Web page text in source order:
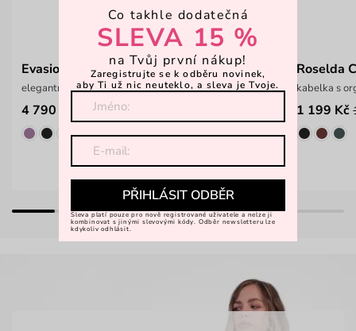
Evasion Grace Beige
elegantní batůžek z italské hovězí kůže
4 790 Kč
Roselda
kabelka s
1 199 Kč
Co takhle dodatečná
SLEVA 15 %
na Tvůj první nákup!
Zaregistrujte se k odběru novinek,
aby Ti už nic neuteklo, a sleva je Tvoje.
PŘIHLÁSIT ODBĚR
Sleva platí pouze pro nově registrované uživatele a nelze ji
kombinovat s jinými slevovými kódy. Odběr newsletteru lze
kdykoliv odhlásit.